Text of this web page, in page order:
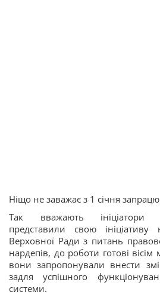
Ніщо не заважає з 1 січня
Так вважають ініціатори
представили свою ініціативу
Верховної Ради з питань
нардепів, до роботи готові
вони запропонували внести
задля успішного
системи.